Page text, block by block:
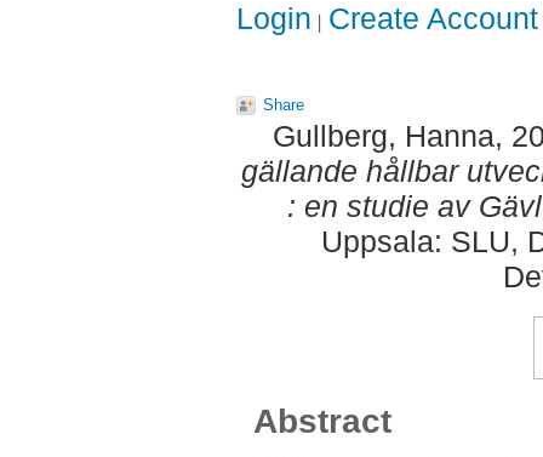
Login Create Account
Share
Gullberg, Hanna,
gällande hållbar
: en studie av
Uppsala: SLU,
Abstract